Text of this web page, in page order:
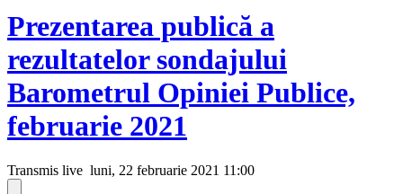
Prezentarea publică a
rezultatelor sondajului
Barometrul Opiniei Publice,
februarie 2021
Transmis live luni, 22 februarie 2021 11:00